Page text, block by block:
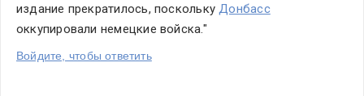
издание прекратилось, поскольку Донбасс
оккупировали немецкие войска."
Войдите, чтобы ответить